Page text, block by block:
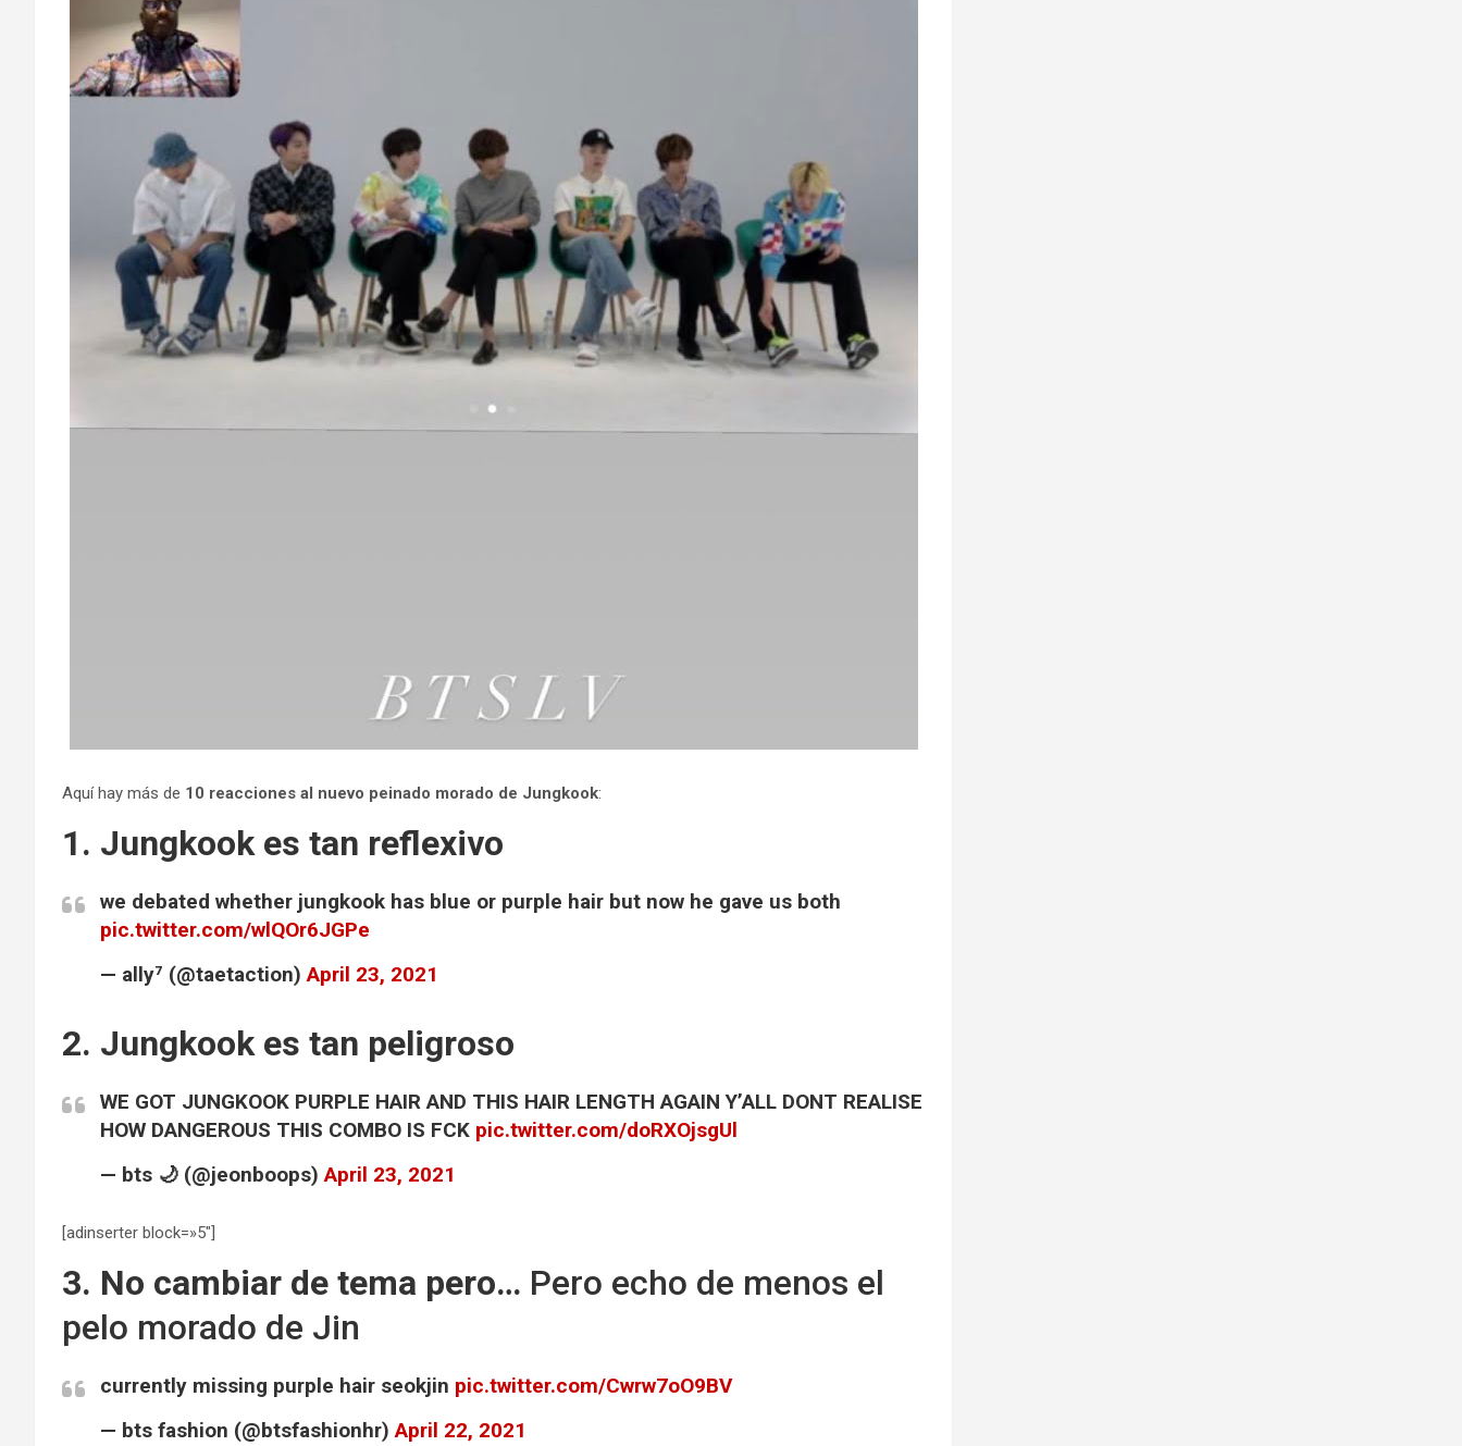
Aquí hay más de 10 reacciones al nuevo peinado morado de Jungkook:
1. Jungkook es tan reflexivo
we debated whether jungkook has blue or purple hair but now he gave us both
pic.twitter.com/wlQOr6JGPe
— ally⁷ (@taetaction)April 23, 2021
2. Jungkook es tan peligroso
WE GOT JUNGKOOK PURPLE HAIR AND THIS HAIR LENGTH AGAIN Y’ALL DONT REALISE
HOW DANGEROUS THIS COMBO IS FCK pic.twitter.com/doRXOjsgUl
— bts 🌙 (@jeonboops)April 23, 2021
[adinserter block=»5″]
3. No cambiar de tema pero… Pero echo de menos el
pelo morado de Jin
currently missing purple hair seokjin pic.twitter.com/Cwrw7oO9BV
— bts fashion (@btsfashionhr)April 22, 2021